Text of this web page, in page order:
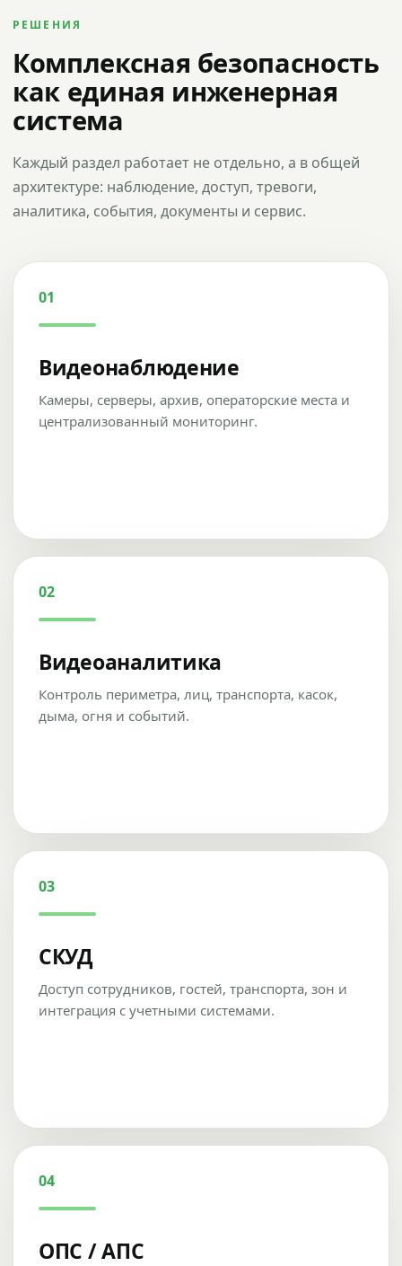
РЕШЕНИЯ
Комплексная безопасность
как единая инженерная
система
Каждый раздел работает не отдельно, а в общей
архитектуре: наблюдение, доступ, тревоги,
аналитика, события, документы и сервис.
01
Видеонаблюдение
Камеры, серверы, архив, операторские места и
централизованный мониторинг.
02
Видеоаналитика
Контроль периметра, лиц, транспорта, касок,
дыма, огня и событий.
03
СКУД
Доступ сотрудников, гостей, транспорта, зон и
интеграция с учетными системами.
04
ОПС / АПС